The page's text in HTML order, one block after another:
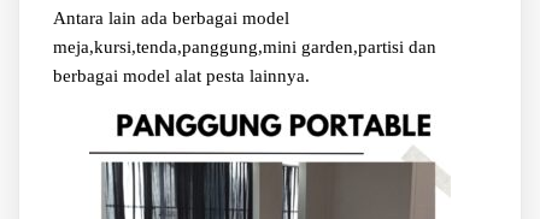
Antara lain ada berbagai model
meja,kursi,tenda,panggung,mini garden,partisi dan
berbagai model alat pesta lainnya.